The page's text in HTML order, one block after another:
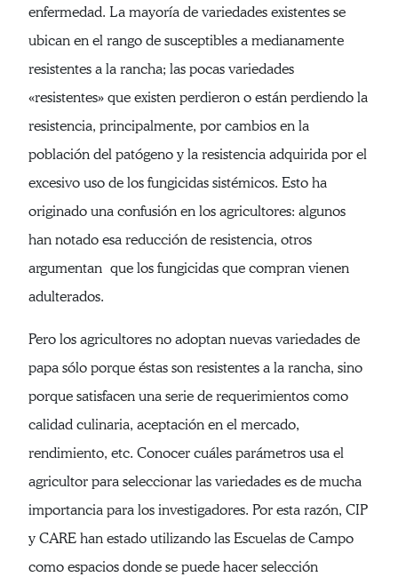
enfermedad. La mayoría de variedades existentes se
ubican en el rango de susceptibles a medianamente
resistentes a la rancha; las pocas variedades
«resistentes» que existen perdieron o están perdiendo la
resistencia, principalmente, por cambios en la
población del patógeno y la resistencia adquirida por el
excesivo uso de los fungicidas sistémicos. Esto ha
originado una confusión en los agricultores: algunos
han notado esa reducción de resistencia, otros
argumentan que los fungicidas que compran vienen
adulterados.
Pero los agricultores no adoptan nuevas variedades de
papa sólo porque éstas son resistentes a la rancha, sino
porque satisfacen una serie de requerimientos como
calidad culinaria, aceptación en el mercado,
rendimiento, etc. Conocer cuáles parámetros usa el
agricultor para seleccionar las variedades es de mucha
importancia para los investigadores. Por esta razón, CIP
y CARE han estado utilizando las Escuelas de Campo
como espacios donde se puede hacer selección